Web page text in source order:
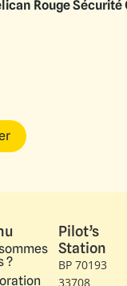
Rouge Sécurité
?
Pilot’s
Station
BP 70193
33708